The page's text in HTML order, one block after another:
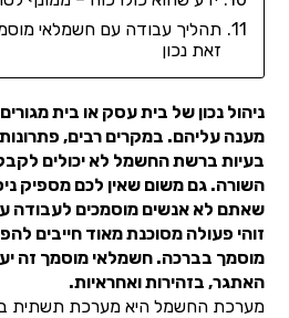
תהליך עבודה עם חשמלאי
זאת נכון
ניהול נכון של בית עסק או בית
מענה עליהם. במקרים רבים,
בעיות ברשת החשמל לא יכולים
השורה. גם משום שאין לכם מספיק
שאתם לא אנשים מוסמכים לעבודה
זוהי פעולה מסוכנת מאוד חייבים
מוסמך בברכה. חשמלאי מוסמך זה
האתגר, בזהירות ואחראיות.
מערכת החשמל היא מערכת תשתית